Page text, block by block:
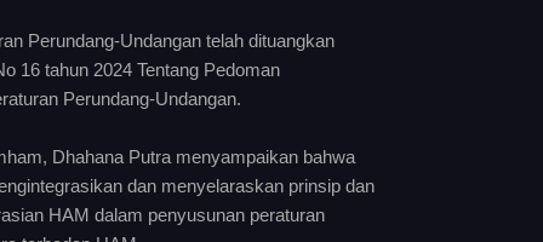
Perundang-Undangan telah dituangkan
16 tahun 2024 Tentang Pedoman
Perundang-Undangan.
Dhahana Putra menyampaikan bahwa
dan menyelaraskan prinsip dan
HAM dalam penyusunan peraturan